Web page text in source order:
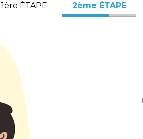
1ère ÉTAPE 2ème ÉTAPE